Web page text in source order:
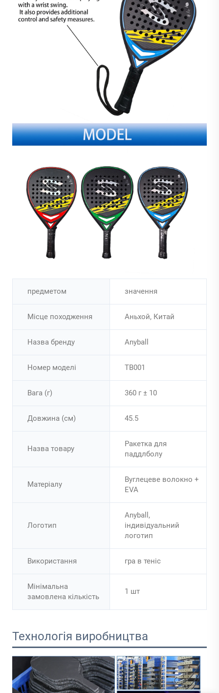
предметом значення
Місце походження Аньхой, Китай
Назва бренду Anyball
Номер моделі TB001
Вага (г) 360 г ± 10
Довжина (см) 45.5
Назва товару
Ракетка для
паддлболу
Матеріалу
Вуглецеве волокно +
EVA
Логотип
Anyball,
індивідуальний
логотип
Використання гра в теніс
Мінімальна
замовлена кількість
1 шт
Технологія виробництва